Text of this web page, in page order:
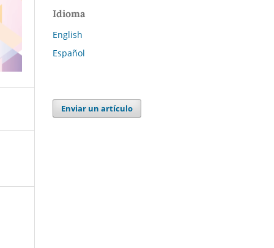
Idioma
English
Español
Enviar un artículo